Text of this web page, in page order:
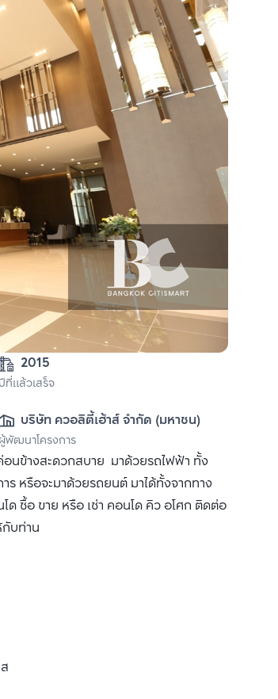
2015
ที่แล้วเสร็จ
บริษัท ควอลิตี้เฮ้าส์ จำกัด (มหาชน)
ผู้พัฒนาโครงการ
อนข้างสะดวกสบาย มาด้วยรถไฟฟ้า ทั้ง
หรือจะมาด้วยรถยนต์ มาได้ทั้งจากทาง
ซื้อ ขาย หรือ เช่า คอนโด คิว อโศก ติดต่อ
บท่าน